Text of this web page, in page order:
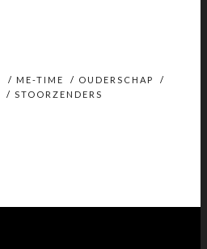
/ ME-TIME / OUDERSCHAP
/
/ STOORZENDERS